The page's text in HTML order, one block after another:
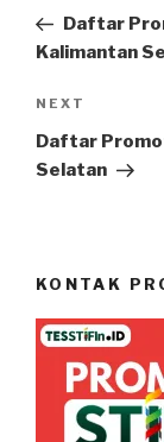
PostDaftar
Kalimantan
Next
Post
NEXT
Daftar
Selatan
KONTAK